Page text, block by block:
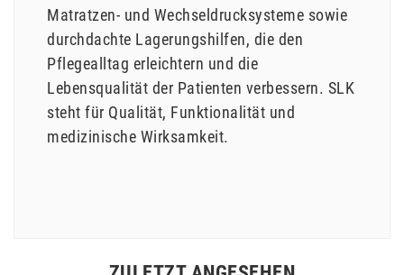
Matratzen- und Wechseldrucksysteme sowie
durchdachte Lagerungshilfen, die den
Pflegealltag erleichtern und die
Lebensqualität der Patienten verbessern. SLK
steht für Qualität, Funktionalität und
medizinische Wirksamkeit.